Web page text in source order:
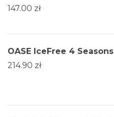
147.00 zł
OASE IceFree 4 Seasons
214.90 zł